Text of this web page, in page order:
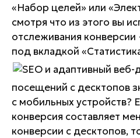
«Набор целей» или
смотря что из этого вы
отслеживания
под вкладкой
посещений с десктопов
с мобильных устройств?
конверсия составляет
конверсии с десктопов,